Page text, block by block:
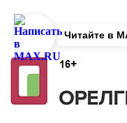
Читайте в